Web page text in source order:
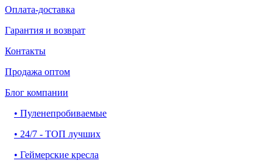
Оплата-доставка
Гарантия и возврат
Контакты
Продажа оптом
Блог компании
• Пуленепробиваемые
• 24/7 - ТОП лучших
• Геймерские кресла